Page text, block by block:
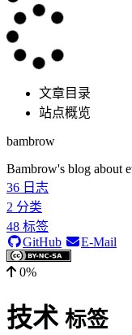
文章目录
站点概览
bambrow
Bambrow's blog about
36 日志
2 分类
48 标签
GitHub
E-Mail
0%
技术 标签